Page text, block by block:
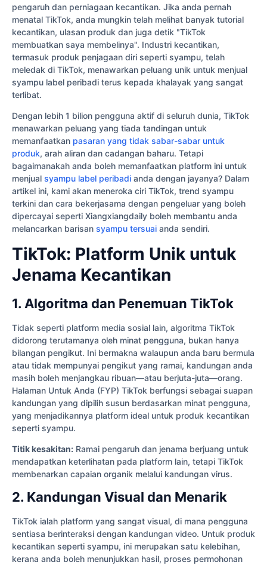
pengaruh dan perniagaan kecantikan. Jika anda pernah
menatal TikTok, anda mungkin telah melihat banyak tutorial
kecantikan, ulasan produk dan juga detik "TikTok
membuatkan saya membelinya". Industri kecantikan,
termasuk produk penjagaan diri seperti syampu, telah
meledak di TikTok, menawarkan peluang unik untuk menjual
syampu label peribadi terus kepada khalayak yang sangat
terlibat.
Dengan lebih 1 bilion pengguna aktif di seluruh dunia, TikTok
menawarkan peluang yang tiada tandingan untuk
memanfaatkan pasaran yang tidak sabar-sabar untuk
produk, arah aliran dan cadangan baharu. Tetapi
bagaimanakah anda boleh memanfaatkan platform ini untuk
menjual syampu label peribadi anda dengan jayanya? Dalam
artikel ini, kami akan meneroka ciri TikTok, trend syampu
terkini dan cara bekerjasama dengan pengeluar yang boleh
dipercayai seperti Xiangxiangdaily boleh membantu anda
melancarkan barisan syampu tersuai anda sendiri.
TikTok: Platform Unik untuk
Jenama Kecantikan
1. Algoritma dan Penemuan TikTok
Tidak seperti platform media sosial lain, algoritma TikTok
didorong terutamanya oleh minat pengguna, bukan hanya
bilangan pengikut. Ini bermakna walaupun anda baru bermula
atau tidak mempunyai pengikut yang ramai, kandungan anda
masih boleh menjangkau ribuan—atau berjuta-juta—orang.
Halaman Untuk Anda (FYP) TikTok berfungsi sebagai suapan
kandungan yang dipilih susun berdasarkan minat pengguna,
yang menjadikannya platform ideal untuk produk kecantikan
seperti syampu.
Titik kesakitan: Ramai pengaruh dan jenama berjuang untuk
mendapatkan keterlihatan pada platform lain, tetapi TikTok
membenarkan capaian organik melalui kandungan virus.
2. Kandungan Visual dan Menarik
TikTok ialah platform yang sangat visual, di mana pengguna
sentiasa berinteraksi dengan kandungan video. Untuk produk
kecantikan seperti syampu, ini merupakan satu kelebihan,
kerana anda boleh menunjukkan hasil, proses permohonan